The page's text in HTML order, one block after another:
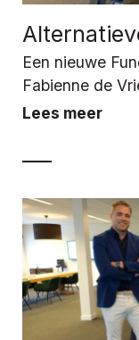
Een nieuwe
Fabienne de
Lees meer